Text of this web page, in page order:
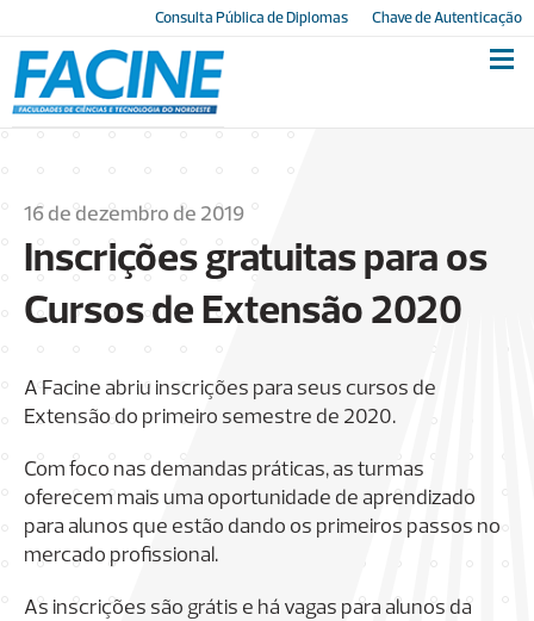
Consulta Pública de Diplomas Chave de Autenticação
16 de dezembro de 2019
Inscrições gratuitas para os
Cursos de Extensão 2020
A Facine abriu inscrições para seus cursos de
Extensão do primeiro semestre de 2020.
Com foco nas demandas práticas, as turmas
oferecem mais uma oportunidade de aprendizado
para alunos que estão dando os primeiros passos no
mercado profissional.
As inscrições são grátis e há vagas para alunos da